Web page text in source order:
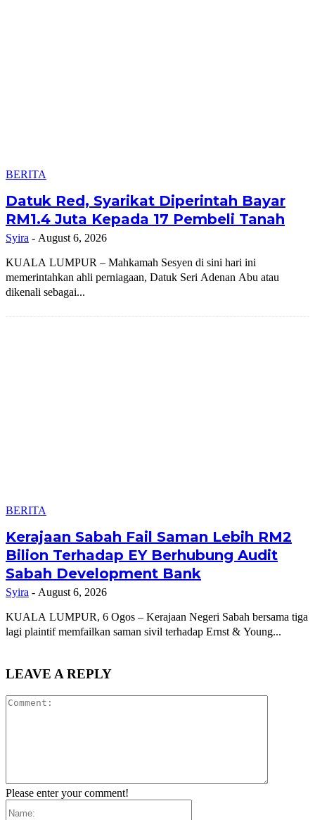
BERITA
Datuk Red, Syarikat Diperintah Bayar
RM1.4 Juta Kepada 17 Pembeli Tanah
Syira - August 6, 2026
KUALA LUMPUR – Mahkamah Sesyen di sini hari ini
memerintahkan ahli perniagaan, Datuk Seri Adenan Abu atau
dikenali sebagai...
BERITA
Kerajaan Sabah Fail Saman Lebih RM2
Bilion Terhadap EY Berhubung Audit
Sabah Development Bank
Syira - August 6, 2026
KUALA LUMPUR, 6 Ogos – Kerajaan Negeri Sabah bersama tiga
lagi plaintif memfailkan saman sivil terhadap Ernst & Young...
LEAVE A REPLY
Please enter your comment!